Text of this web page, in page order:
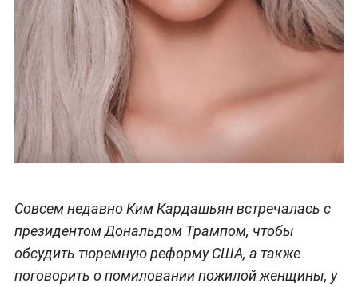
Совсем недавно Ким Кардашьян встречалась с
президентом Дональдом Трампом, чтобы
обсудить тюремную реформу США, а также
поговорить о помиловании пожилой женщины, у